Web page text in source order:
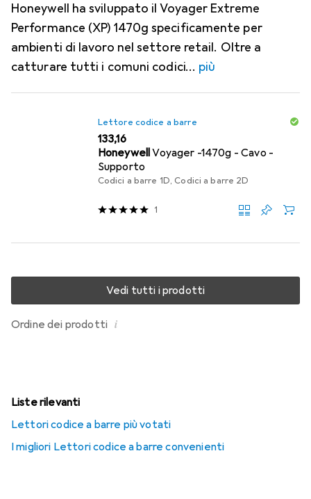
Honeywell ha sviluppato il Voyager Extreme
Performance (XP) 1470g specificamente per
ambienti di lavoro nel settore retail. Oltre a
catturare tutti i comuni codici
più
Lettore codice a barre
EUR
133,16
HoneywellVoyager -1470g - Cavo -
Supporto
Codici a barre 1D, Codici a barre 2D
1
Ordine dei prodotti i
Vedi tutti i prodotti
Liste rilevanti
Lettori codice a barre più votati
I migliori Lettori codice a barre convenienti